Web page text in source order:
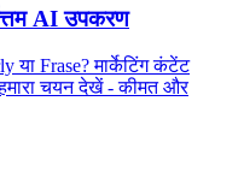
AI उपकरण
या Frase? मार्केटिंग कंटेंट
चयन देखें - कीमत और